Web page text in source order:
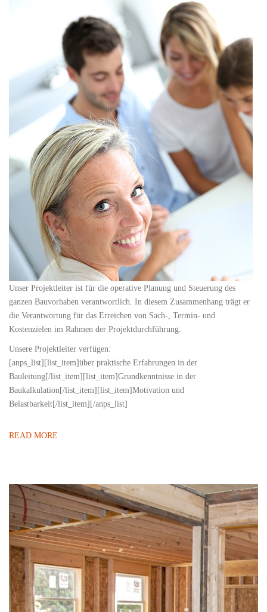
Unser Projektleiter ist für die operative Planung und Steuerung des
ganzen Bauvorhaben verantwortlich. In diesem Zusammenhang trägt er
die Verantwortung für das Erreichen von Sach-, Termin- und
Kostenzielen im Rahmen der Projektdurchführung.
Unsere Projektleiter verfügen:
[anps_list][list_item]über praktische Erfahrungen in der
Bauleitung[/list_item][list_item]Grundkenntnisse in der
Baukalkulation[/list_item][list_item]Motivation und
Belastbarkeit[/list_item][/anps_list]
READ MORE